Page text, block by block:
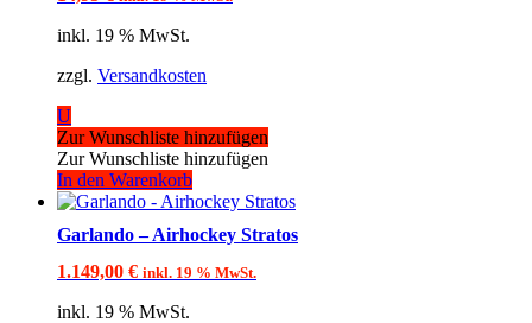
inkl. 19 % MwSt.
zzgl. Versandkosten
U
Zur Wunschliste hinzufügen
Zur Wunschliste hinzufügen
In den Warenkorb
Garlando – Airhockey Stratos
1.149,00 € inkl. 19 % MwSt.
inkl. 19 % MwSt.